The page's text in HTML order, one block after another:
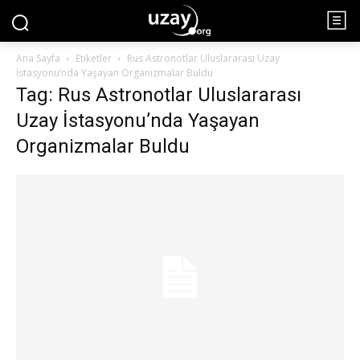
Ana Sayfa Etiketler
Rus Astronotlar Uluslararası Uzay
İstasyonu’nda Yaşayan Organizmalar Buldu
Tag: Rus Astronotlar Uluslararası
Uzay İstasyonu’nda Yaşayan
Organizmalar Buldu